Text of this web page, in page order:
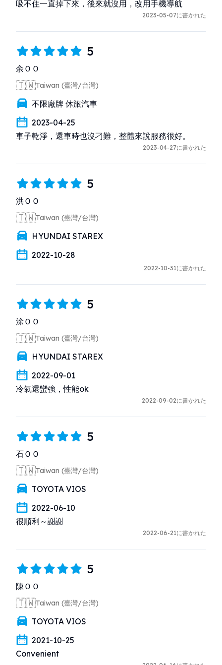
吸不住一直掉下來，後來就沒用，改用手機導航
2023-05-07に書かれた
5
余ＯＯ
🇹🇼Taiwan (臺灣/台灣)
不限廠牌 休旅汽車
2023-04-25
車子乾淨，還車時也沒刁難，整體來說服務很好。
2023-04-27に書かれた
5
洪ＯＯ
🇹🇼Taiwan (臺灣/台灣)
HYUNDAI STAREX
2022-10-28
2022-10-31に書かれた
5
涂ＯＯ
🇹🇼Taiwan (臺灣/台灣)
HYUNDAI STAREX
2022-09-01
冷氣還蠻強，性能ok
2022-09-02に書かれた
5
石ＯＯ
🇹🇼Taiwan (臺灣/台灣)
TOYOTA VIOS
2022-06-10
很順利～謝謝
2022-06-21に書かれた
5
陳ＯＯ
🇹🇼Taiwan (臺灣/台灣)
TOYOTA VIOS
2021-10-25
Convenient